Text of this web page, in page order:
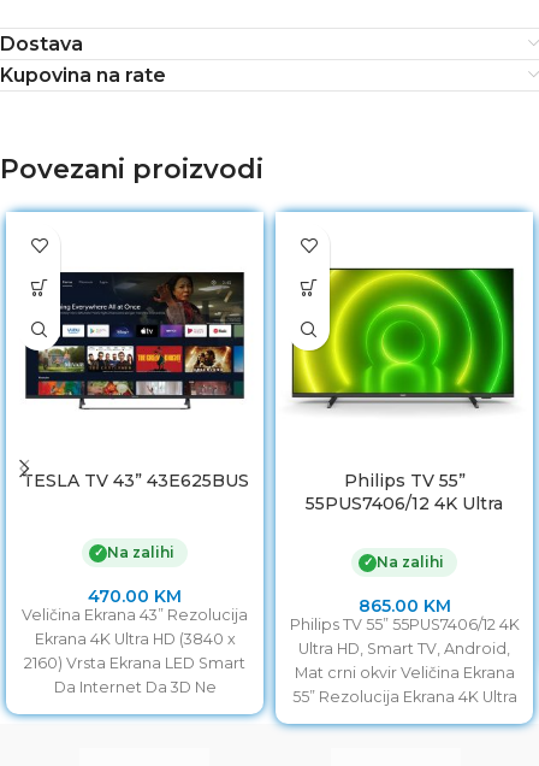
Dostava
Kupovina na rate
Povezani proizvodi
TESLA TV 43” 43E625BUS
✓ Na zalihi
470.00 KM
Veličina Ekrana 43” Rezolucija
Ekrana 4K Ultra HD (3840 x
2160) Vrsta Ekrana LED Smart
Da Internet Da 3D Ne
Philips TV 55”
55PUS7406/12 4K Ultra
Mat crni okvir
✓ Na zalihi
865.00 KM
Philips TV 55” 55PUS7406/12 4K
Ultra HD, Smart TV, Android,
Mat crni okvir Veličina Ekrana
55” Rezolucija Ekrana 4K Ultra